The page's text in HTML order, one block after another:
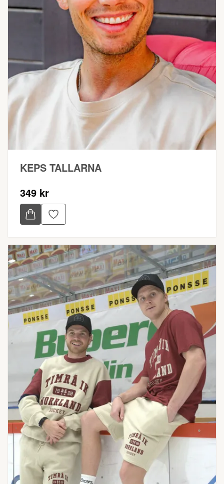
KEPS TALLARNA
349 kr